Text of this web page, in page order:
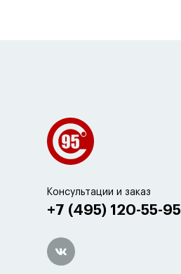
Консультации и заказ
+7 (495) 120-55-95